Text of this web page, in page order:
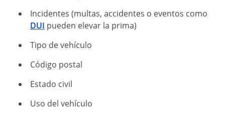
Incidentes (multas, accidentes o eventos como
DUI pueden elevar la prima)
Tipo de vehículo
Código postal
Estado civil
Uso del vehículo